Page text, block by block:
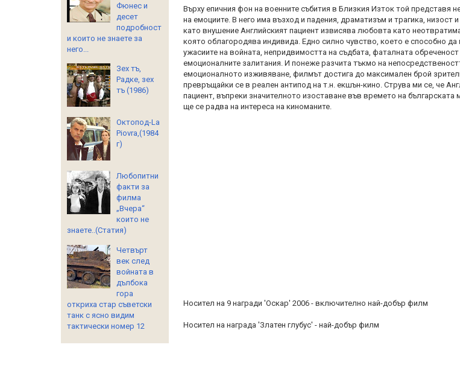
Върху епичния фон на военните събития в Близкия Изток той представя
на емоциите. В него има възход и падения, драматизъм и трагика, низост
като внушение Английският пациент извисява любовта като
която облагородява индивида. Едно силно чувство, което е способно
ужасиите на войната, непридвимостта на съдбата, фаталната обреченост
емоционалните залитания. И понеже разчита тъкмо на
емоционалното изживяване, филмът достига до максимален брой
превръщайки се в реален антипод на т.н. екшън-кино. Струва ми се, че
пациент, въпреки значителното изоставане във времето на българската
ще се радва на интереса на киноманите.
Носител на 9 награди 'Оскар' 2006 - включително най-добър филм
Носител на награда 'Златен глубус' - най-добър филм
Фюнес и
десет
подробност
и които не знаете за
него...
Зех тъ,
Радке, зех
тъ (1986)
Октопод-La
Piovra,(1984
г)
Любопитни
факти за
филма
„Вчера“
които не
знаете..(Статия)
Четвърт
век след
войната в
дълбока
гора
откриха стар съветски
танк с ясно видим
тактически номер 12